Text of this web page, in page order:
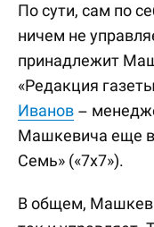
По сути, сам по
ничем не
принадлежит
«Редакция
Иванов –
Машкевича еще
Семь» («7х7»).
В общем,